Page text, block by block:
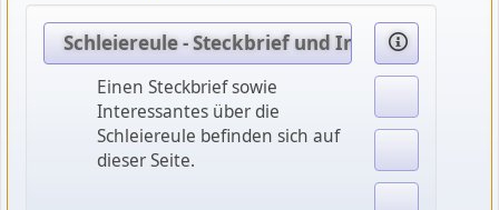
Schleiereule - Steckbrief und Interessantes
Einen Steckbrief sowie
Interessantes über die
Schleiereule befinden sich auf
dieser Seite.